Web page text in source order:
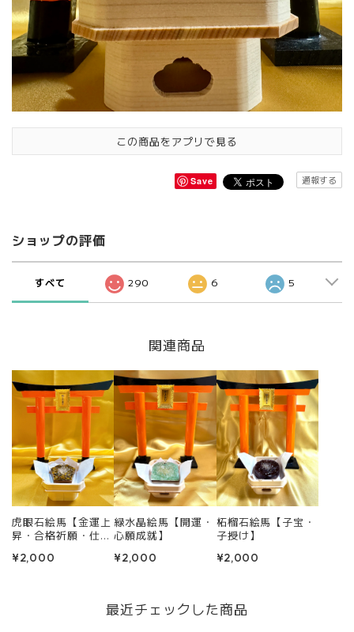
この商品をアプリで見る
Save 通報する
ショップの評価
すべて 290 6 5
関連商品
虎眼石絵馬【金運上
昇・合格祈願・仕事
¥2,000
緑水晶絵馬【開運・
心願成就】
¥2,000
柘榴石絵馬【子宝・
子授け】
¥2,000
最近チェックした商品